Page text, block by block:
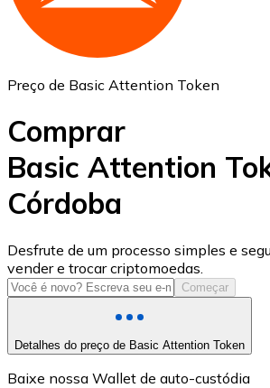
USD Coin
USDC
Preço de Basic Attention Token
Comprar
Basic Attention
Córdoba
Desfrute de um processo simples e
vender e trocar criptomoedas.
Começar
Detalhes do preço de Basic Attention Token
Baixe nossa Wallet de auto-custódia